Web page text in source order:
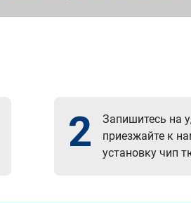
2
Запишитесь на
приезжайте к
установку чип